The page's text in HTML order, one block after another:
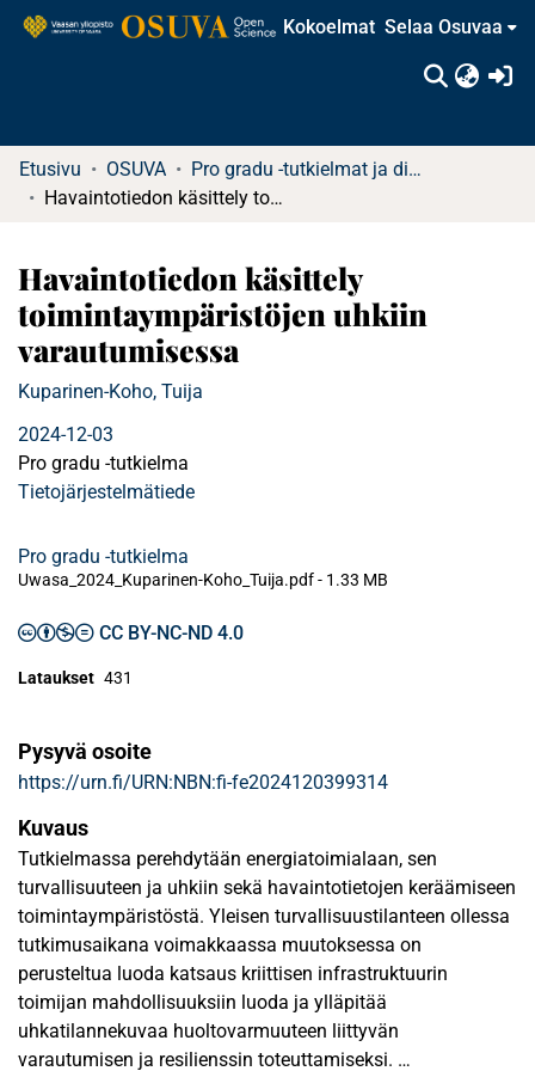
Kokoelmat Selaa Osuvaa
Etusivu OSUVA
Pro gradu -tutkielmat ja diplomityöt
Havaintotiedon käsittely toimintaympäristöjen uhkiin varautumisessa
Havaintotiedon käsittely
toimintaympäristöjen uhkiin
varautumisessa
Kuparinen-Koho, Tuija
2024-12-03
Pro gradu -tutkielma
Tietojärjestelmätiede
Pro gradu -tutkielma
Uwasa_2024_Kuparinen-Koho_Tuija.pdf - 1.33 MB
CC BY-NC-ND 4.0
Lataukset 431
Pysyvä osoite
https://urn.fi/URN:NBN:fi-fe2024120399314
Kuvaus
Tutkielmassa perehdytään energiatoimialaan, sen
turvallisuuteen ja uhkiin sekä havaintotietojen keräämiseen
toimintaympäristöstä. Yleisen turvallisuustilanteen ollessa
tutkimusaikana voimakkaassa muutoksessa on
perusteltua luoda katsaus kriittisen infrastruktuurin
toimijan mahdollisuuksiin luoda ja ylläpitää
uhkatilannekuvaa huoltovarmuuteen liittyvän
varautumisen ja resilienssin toteuttamiseksi.